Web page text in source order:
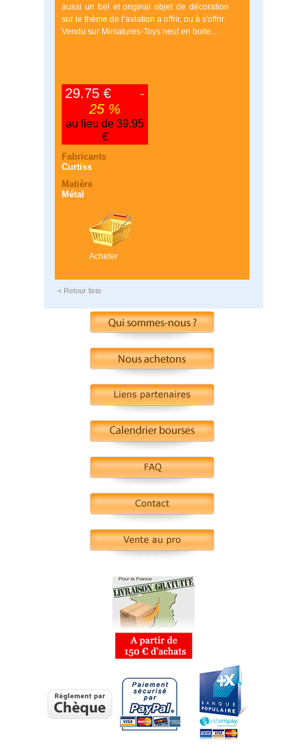
aussi un bel et original objet de décoration
sur le thème de l’aviation a offrir, ou à s'offrir.
Vendu sur Miniatures-Toys neuf en boite...
29.75 €
-
25 %
au lieu de 39.95
€
Fabricants
Curtiss
Matière
Métal
Acheter
< Retour liste